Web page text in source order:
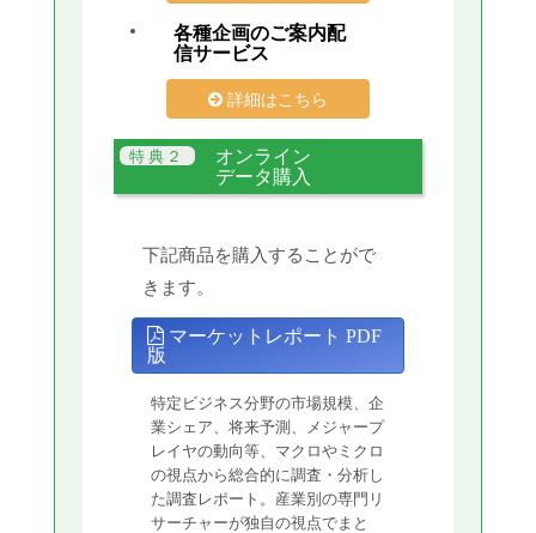
各種企画のご案内配
信サービス
詳細はこちら
オンライン
データ購入
下記商品を購入することがで
きます。
マーケットレポート PDF
版
特定ビジネス分野の市場規模、企
業シェア、将来予測、メジャープ
レイヤの動向等、マクロやミクロ
の視点から総合的に調査・分析し
た調査レポート。産業別の専門リ
サーチャーが独自の視点でまと